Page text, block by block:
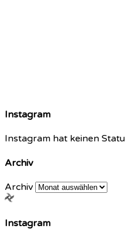
Instagram
Instagram hat keinen
Archiv
Archiv
Instagram